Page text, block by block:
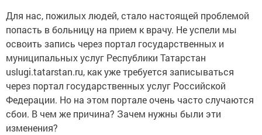
Для нас, пожилых людей, стало настоящей проблемой
попасть в больницу на прием к врачу. Не успели мы
освоить запись через портал государственных и
муниципальных услуг Республики Татарстан
uslugi.tatarstan.ru, как уже требуется записываться
через портал государственных услуг Российской
Федерации. Но на этом портале очень часто случаются
сбои. В чем же причина? Зачем нужны были эти
изменения?